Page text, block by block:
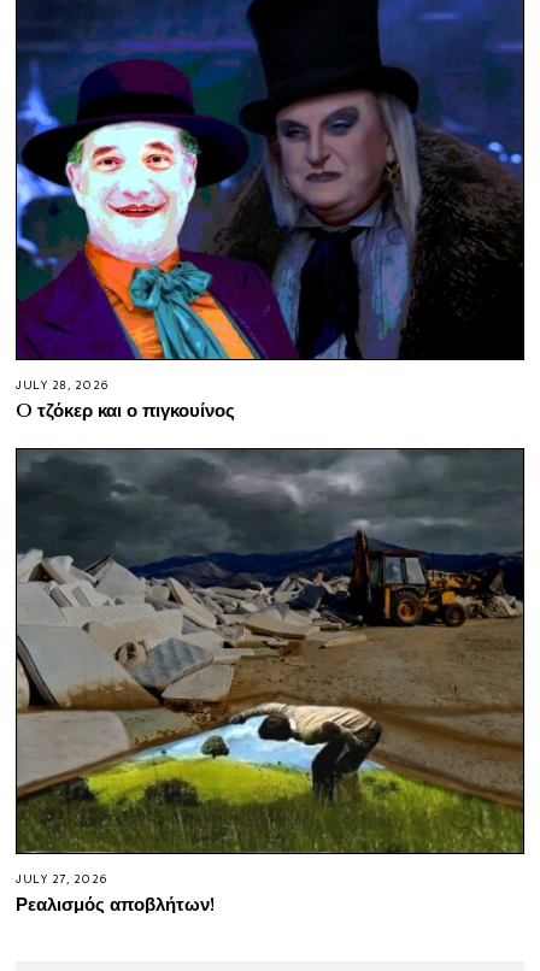
JULY 28, 2026
O τζόκερ και ο πιγκουίνος
JULY 27, 2026
Ρεαλισμός αποβλήτων!